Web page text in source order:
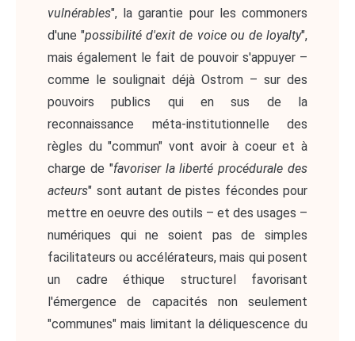
vulnérables", la garantie pour les commoners
d'une "possibilité d'exit de voice ou de loyalty",
mais également le fait de pouvoir s'appuyer –
comme le soulignait déjà Ostrom – sur des
pouvoirs publics qui en sus de la
reconnaissance méta-institutionnelle des
règles du "commun" vont avoir à coeur et à
charge de "favoriser la liberté procédurale des
acteurs" sont autant de pistes fécondes pour
mettre en oeuvre des outils – et des usages –
numériques qui ne soient pas de simples
facilitateurs ou accélérateurs, mais qui posent
un cadre éthique structurel favorisant
l'émergence de capacités non seulement
"communes" mais limitant la déliquescence du